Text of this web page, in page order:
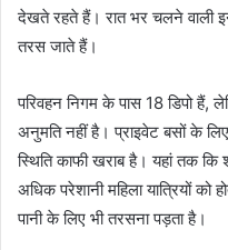
देखते रहते हैं। रात भर चलने वाली
तरस जाते हैं।
परिवहन निगम के पास 18 डिपो हैं,
अनुमति नहीं है। प्राइवेट बसों के
स्थिति काफी खराब है। यहां तक
अधिक परेशानी महिला यात्रियों को
पानी के लिए भी तरसना पड़ता है।